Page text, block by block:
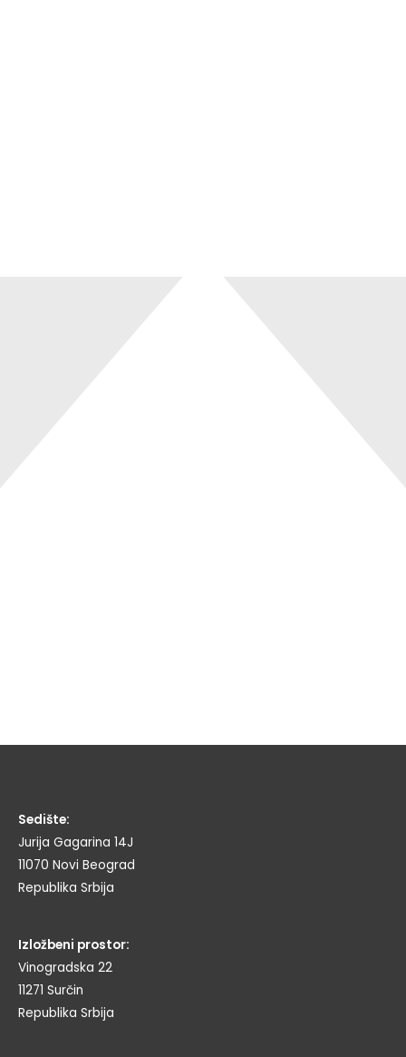
Sedište:
Jurija Gagarina 14J
11070 Novi Beograd
Republika Srbija
Izložbeni prostor:
Vinogradska 22
11271 Surčin
Republika Srbija